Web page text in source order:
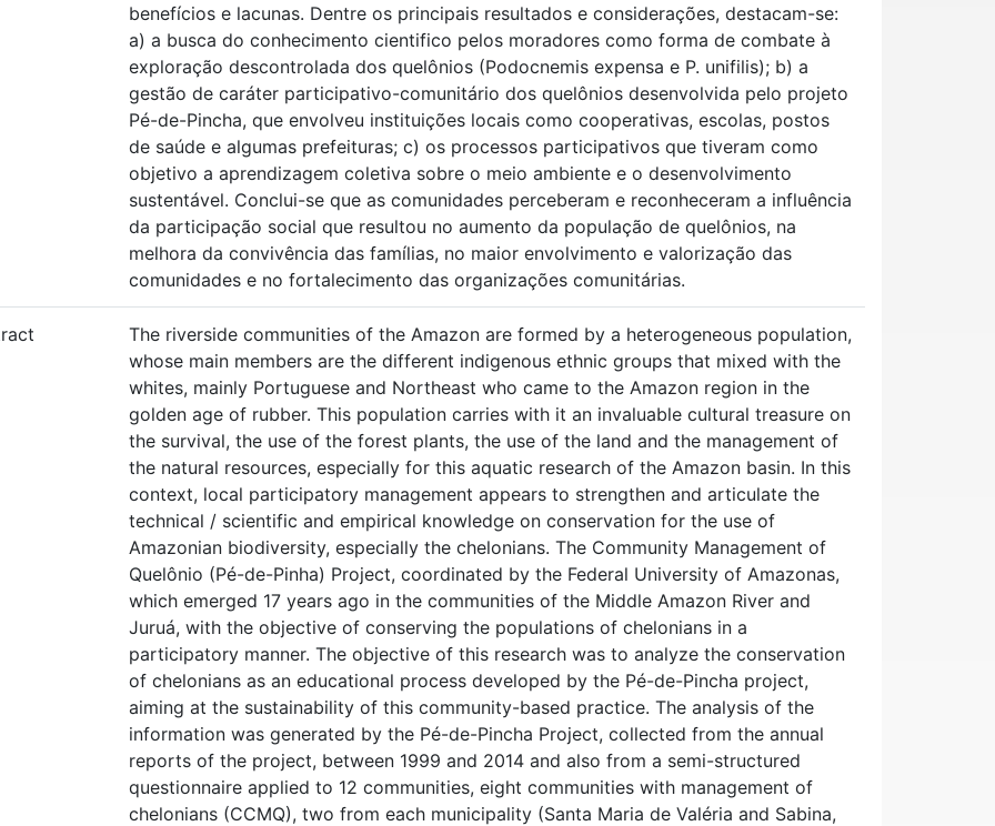
benefícios e lacunas. Dentre os principais resultados e considerações, destacam-se:
a) a busca do conhecimento cientifico pelos moradores como forma de combate à
exploração descontrolada dos quelônios (Podocnemis expensa e P. unifilis); b) a
gestão de caráter participativo-comunitário dos quelônios desenvolvida pelo projeto
Pé-de-Pincha, que envolveu instituições locais como cooperativas, escolas, postos
de saúde e algumas prefeituras; c) os processos participativos que tiveram como
objetivo a aprendizagem coletiva sobre o meio ambiente e o desenvolvimento
sustentável. Conclui-se que as comunidades perceberam e reconheceram a influência
da participação social que resultou no aumento da população de quelônios, na
melhora da convivência das famílias, no maior envolvimento e valorização das
comunidades e no fortalecimento das organizações comunitárias.
The riverside communities of the Amazon are formed by a heterogeneous population,
whose main members are the different indigenous ethnic groups that mixed with the
whites, mainly Portuguese and Northeast who came to the Amazon region in the
golden age of rubber. This population carries with it an invaluable cultural treasure on
the survival, the use of the forest plants, the use of the land and the management of
the natural resources, especially for this aquatic research of the Amazon basin. In this
context, local participatory management appears to strengthen and articulate the
technical / scientific and empirical knowledge on conservation for the use of
Amazonian biodiversity, especially the chelonians. The Community Management of
Quelônio (Pé-de-Pinha) Project, coordinated by the Federal University of Amazonas,
which emerged 17 years ago in the communities of the Middle Amazon River and
Juruá, with the objective of conserving the populations of chelonians in a
participatory manner. The objective of this research was to analyze the conservation
of chelonians as an educational process developed by the Pé-de-Pincha project,
aiming at the sustainability of this community-based practice. The analysis of the
information was generated by the Pé-de-Pincha Project, collected from the annual
reports of the project, between 1999 and 2014 and also from a semi-structured
questionnaire applied to 12 communities, eight communities with management of
chelonians (CCMQ), two from each municipality (Santa Maria de Valéria and Sabina,